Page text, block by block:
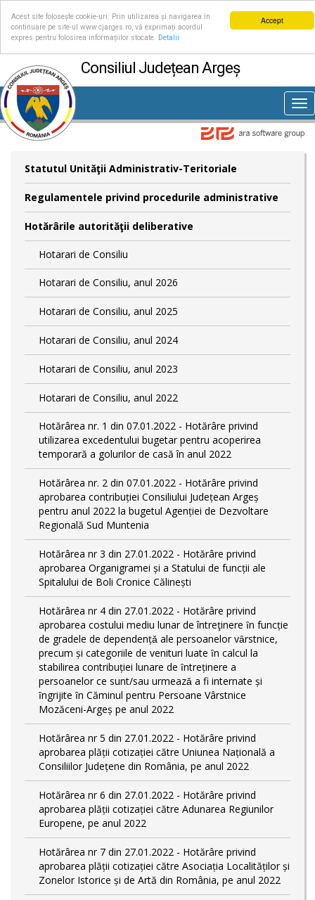
Accept
Acest site folosește cookie-uri. Prin utilizarea și navigarea în
continuare pe site-ul www.cjarges.ro, vă exprimați acordul
expres pentru folosirea informațiilor stocate.
Detalii
Consiliul Județean Argeș
Statutul Unităţii Administrativ-Teritoriale
Regulamentele privind procedurile administrative
Hotărârile autorităţii deliberative
Hotarari de Consiliu
Hotarari de Consiliu, anul 2026
Hotarari de Consiliu, anul 2025
Hotarari de Consiliu, anul 2024
Hotarari de Consiliu, anul 2023
Hotarari de Consiliu, anul 2022
Hotărârea nr. 1 din 07.01.2022 - Hotărâre privind
utilizarea excedentului bugetar pentru acoperirea
temporară a golurilor de casă în anul 2022
Hotărârea nr. 2 din 07.01.2022 - Hotărâre privind
aprobarea contribuției Consiliului Județean Argeș
pentru anul 2022 la bugetul Agenției de Dezvoltare
Regională Sud Muntenia
Hotărârea nr 3 din 27.01.2022 - Hotărâre privind
aprobarea Organigramei și a Statului de funcții ale
Spitalului de Boli Cronice Călinești
Hotărârea nr 4 din 27.01.2022 - Hotărâre privind
aprobarea costului mediu lunar de întreţinere ȋn funcție
de gradele de dependențǎ ale persoanelor vȃrstnice,
precum și categoriile de venituri luate ȋn calcul la
stabilirea contribuției lunare de ȋntreținere a
persoanelor ce sunt/sau urmeazǎ a fi internate și
ȋngrijite ȋn Căminul pentru Persoane Vârstnice
Mozăceni-Argeș pe anul 2022
Hotărârea nr 5 din 27.01.2022 - Hotărâre privind
aprobarea plății cotizației către Uniunea Națională a
Consiliilor Județene din România, pe anul 2022
Hotărârea nr 6 din 27.01.2022 - Hotărâre privind
aprobarea plății cotizației către Adunarea Regiunilor
Europene, pe anul 2022
Hotărârea nr 7 din 27.01.2022 - Hotărâre privind
aprobarea plății cotizației către Asociația Localităților și
Zonelor Istorice și de Artă din România, pe anul 2022